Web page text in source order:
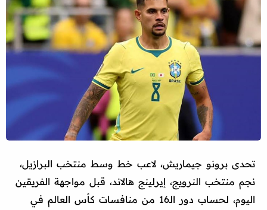
تحدى برونو جيماريش، لاعب خط وسط منتخب البرازيل،
نجم منتخب النرويج، إيرلينج هالاند، قبل مواجهة الفريقين
اليوم، لحساب دور الـ16 من منافسات كأس العالم في